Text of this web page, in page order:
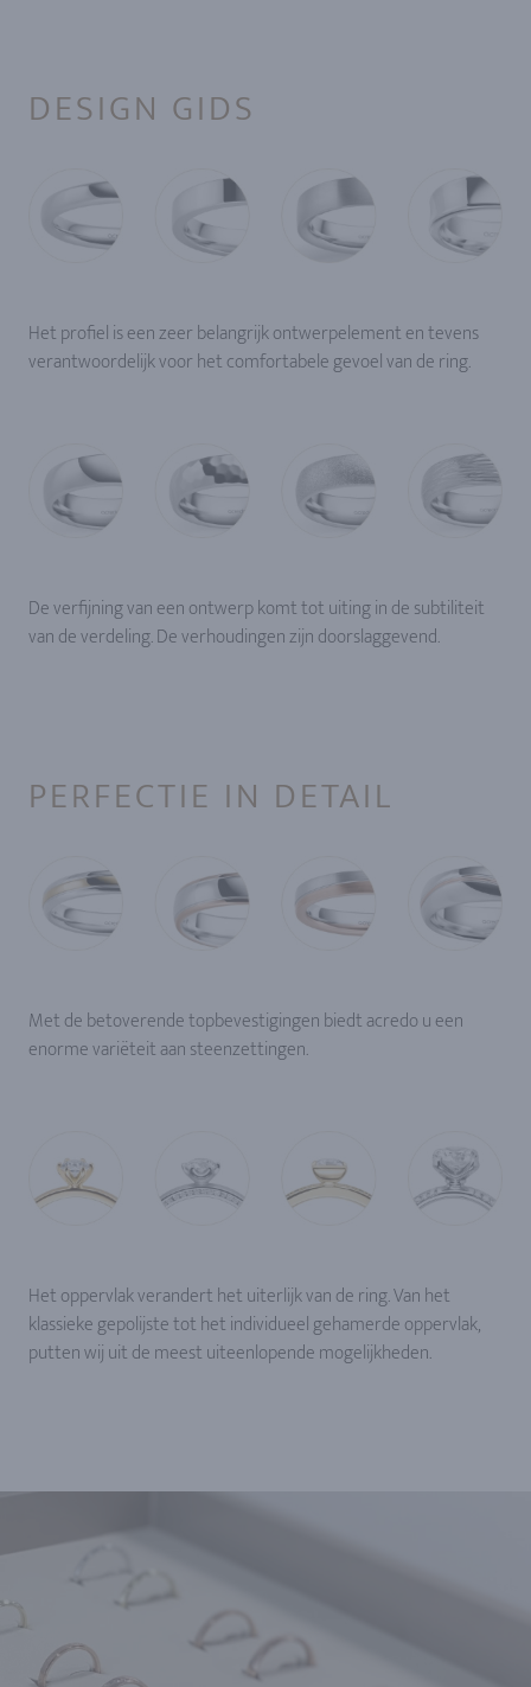
DESIGN GIDS
Het profiel is een zeer belangrijk ontwerpelement en tevens
verantwoordelijk voor het comfortabele gevoel van de ring.
De verfijning van een ontwerp komt tot uiting in de subtiliteit
van de verdeling. De verhoudingen zijn doorslaggevend.
PERFECTIE IN DETAIL
Met de betoverende topbevestigingen biedt acredo u een
enorme variëteit aan steenzettingen.
Het oppervlak verandert het uiterlijk van de ring. Van het
klassieke gepolijste tot het individueel gehamerde oppervlak,
putten wij uit de meest uiteenlopende mogelijkheden.